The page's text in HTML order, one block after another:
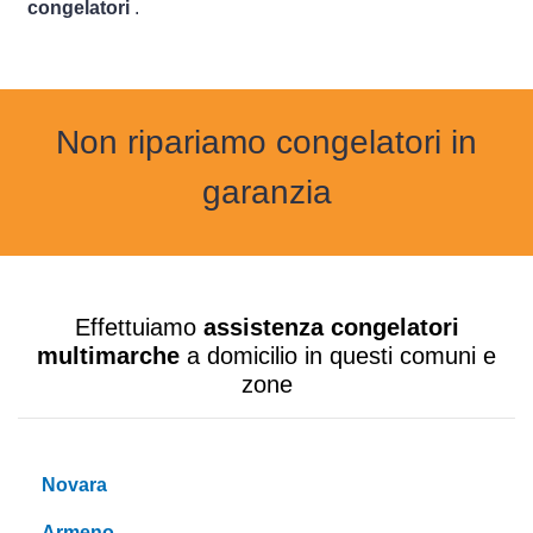
congelatori .
Non ripariamo congelatori in
garanzia
Effettuiamo assistenza congelatori
multimarche a domicilio in questi comuni e
zone
Novara